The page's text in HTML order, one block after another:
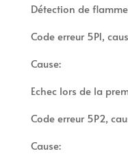
Détection de
Code erreur 5P1,
Cause:
Echec lors de la
Code erreur 5P2,
Cause: